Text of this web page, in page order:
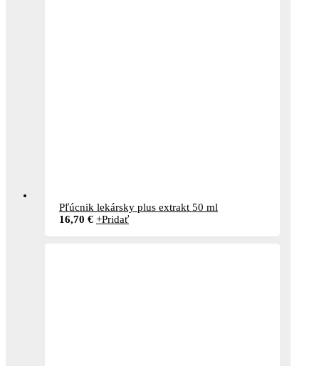
Pľúcnik lekársky plus extrakt 50 ml
16,70 € +Pridať